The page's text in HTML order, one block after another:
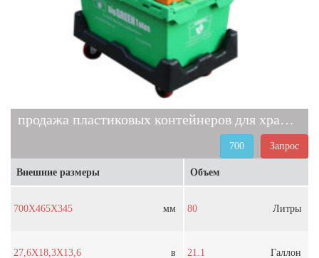
продажа пластиковых контейнеров для хранения 700
Запрос
700
Внешние размеры
700X465X345 мм
27,6X18,3X13,6 в
Объем
80 Литры
21.1 Галлон